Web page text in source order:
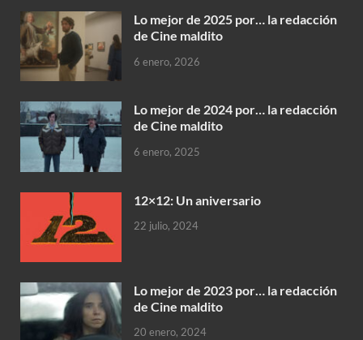
Lo mejor de 2025 por… la redacción
de Cine maldito
6 enero, 2026
Lo mejor de 2024 por… la redacción
de Cine maldito
6 enero, 2025
12×12: Un aniversario
22 julio, 2024
Lo mejor de 2023 por… la redacción
de Cine maldito
20 enero, 2024